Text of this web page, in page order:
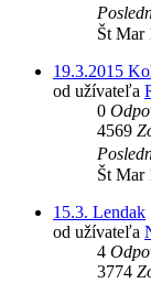
Št Mar
19.3.2015
od užívateľa
0
4569
Št Mar
15.3. Lendak
od užívateľa
4
3774